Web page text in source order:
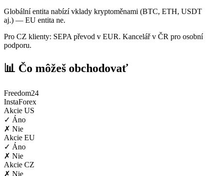
Globální entita nabízí vklady kryptoměnami (BTC, ETH, USDT
aj.) — EU entita ne.
Pro CZ klienty: SEPA převod v EUR. Kancelář v ČR pro osobní
podporu.
📊 Čo môžeš obchodovať
Freedom24
InstaForex
Akcie US
✓ Áno
✗ Nie
Akcie EU
✓ Áno
✗ Nie
Akcie CZ
✗ Nie